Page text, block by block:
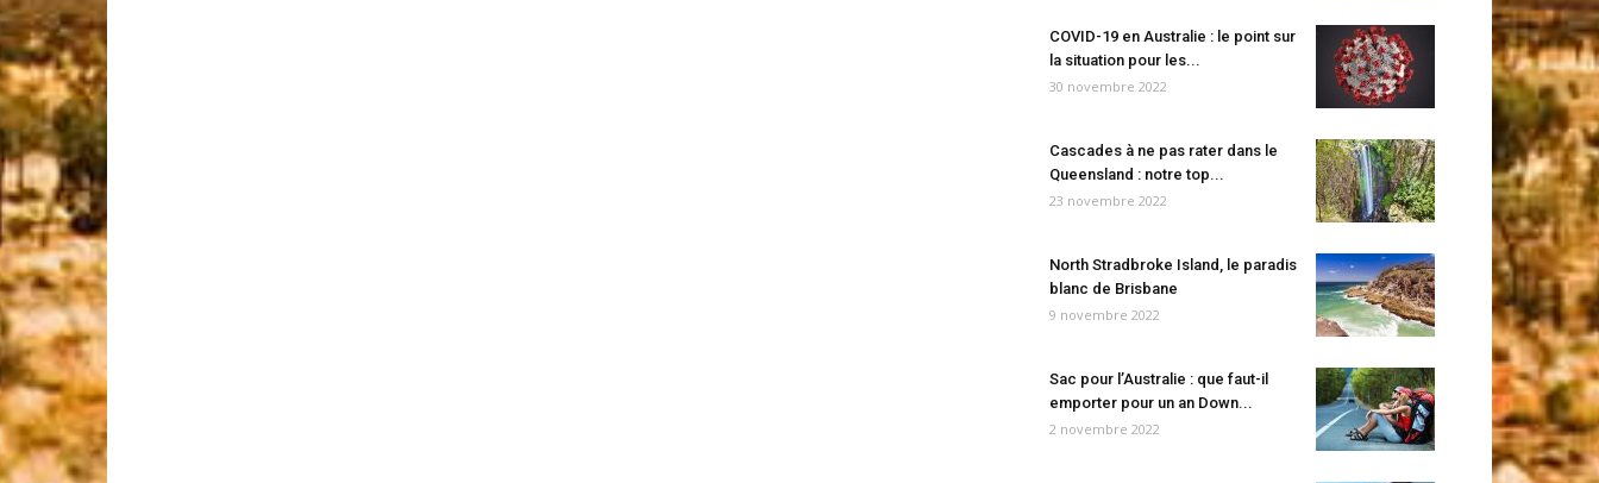
COVID-19 en Australie : le point sur
la situation pour les...
30 novembre 2022
Cascades à ne pas rater dans le
Queensland : notre top...
23 novembre 2022
North Stradbroke Island, le paradis
blanc de Brisbane
9 novembre 2022
Sac pour l’Australie : que faut-il
emporter pour un an Down...
2 novembre 2022